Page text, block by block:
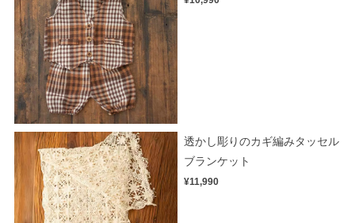
透かし彫りのカギ編みタッセル
ブランケット
¥11,990